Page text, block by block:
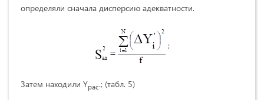
определяли сначала дисперсию адекватности.
;
Затем находили Yрас.; (табл. 5)